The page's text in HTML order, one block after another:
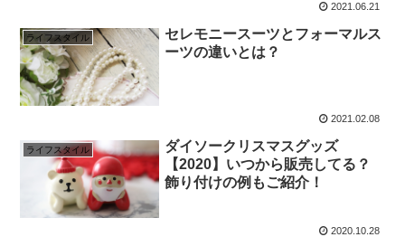
2021.06.21
ライフスタイル
セレモニースーツとフォーマルス
ーツの違いとは？
2021.02.08
ライフスタイル
ダイソークリスマスグッズ
【2020】いつから販売してる？
飾り付けの例もご紹介！
2020.10.28